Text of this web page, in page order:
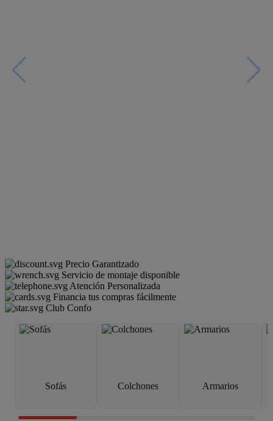
Precio Garantizado
Servicio de montaje disponible
Atención Personalizada
Financia tus compras fácilmente
Club Confo
Sofás Colchones Armarios